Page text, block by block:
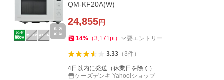
QM-KF20A(W)
24,855円
14% （3,171pt） 要エントリー
3.33（3件）
4日以内に発送（休業日を除く）
ケーズデンキ Yahoo!ショップ